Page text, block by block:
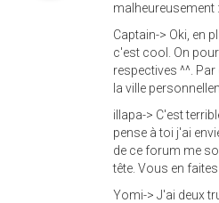
malheureusement
Captain-> Oki, en
c'est cool. On
respectives ^^.
la ville
illapa-> C'est
pense à toi j'ai
de ce forum me
tête. Vous en
Yomi-> J'ai deux